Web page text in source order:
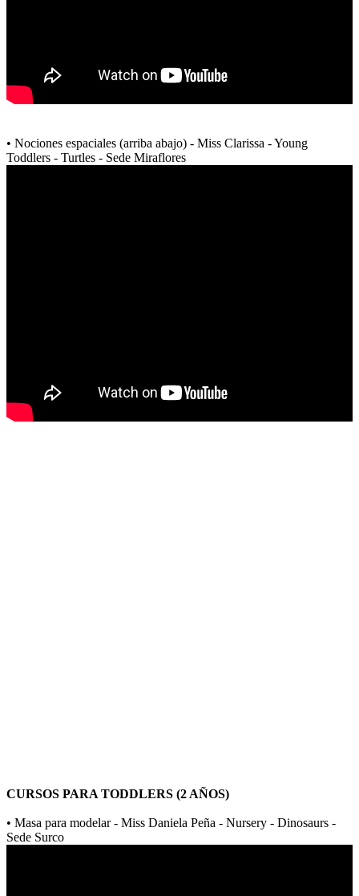
• Nociones espaciales (arriba abajo) - Miss Clarissa - Young
Toddlers - Turtles - Sede Miraflores
CURSOS PARA TODDLERS (2 AÑOS)
• Masa para modelar - Miss Daniela Peña - Nursery - Dinosaurs -
Sede Surco